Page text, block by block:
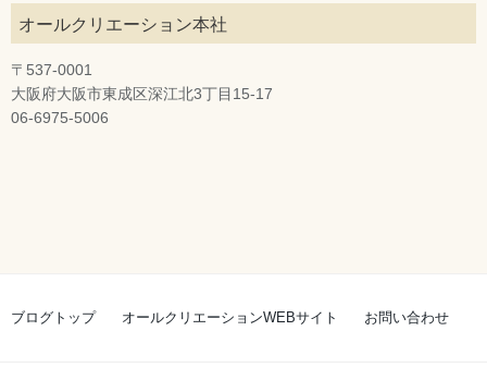
オールクリエーション本社
〒537-0001
大阪府大阪市東成区深江北3丁目15-17
06-6975-5006
ブログトップ オールクリエーションWEBサイト お問い合わせ